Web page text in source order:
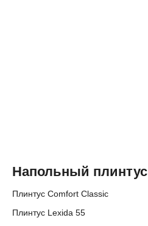
Напольный плинтус
Плинтус Comfort Classic
Плинтус Lexida 55